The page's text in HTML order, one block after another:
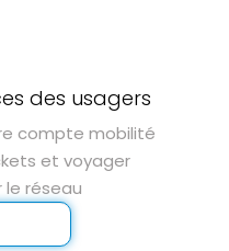
des usagers
compte mobilité
et voyager
réseau